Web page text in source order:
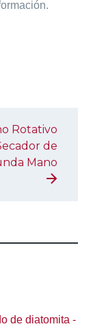
Rotativo
de
Mano
de diatomita -